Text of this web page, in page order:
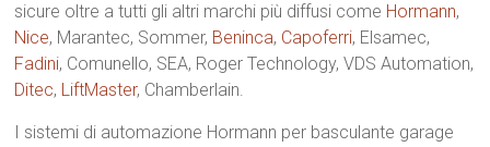
sicure oltre a tutti gli altri marchi più diffusi come Hormann,
Nice, Marantec, Sommer, Beninca, Capoferri, Elsamec,
Fadini, Comunello, SEA, Roger Technology, VDS Automation,
Ditec, LiftMaster, Chamberlain.
I sistemi di automazione Hormann per basculante garage